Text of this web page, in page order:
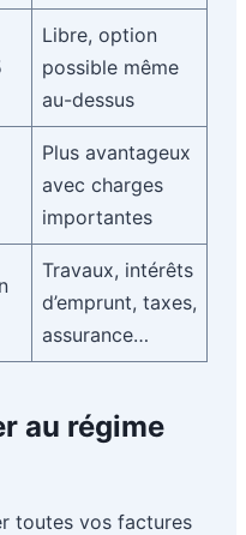
Libre, option
possible même
au-dessus
Plus avantageux
avec charges
importantes
Travaux, intérêts
d’emprunt, taxes,
assurance…
au régime
toutes vos factures